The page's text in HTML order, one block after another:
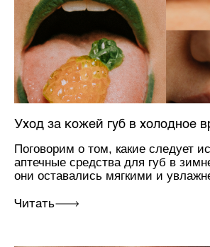
Уход за кожей губ в холодное
Поговорим о том, какие следует
аптечные средства для губ в
они оставались мягкими и
Читать